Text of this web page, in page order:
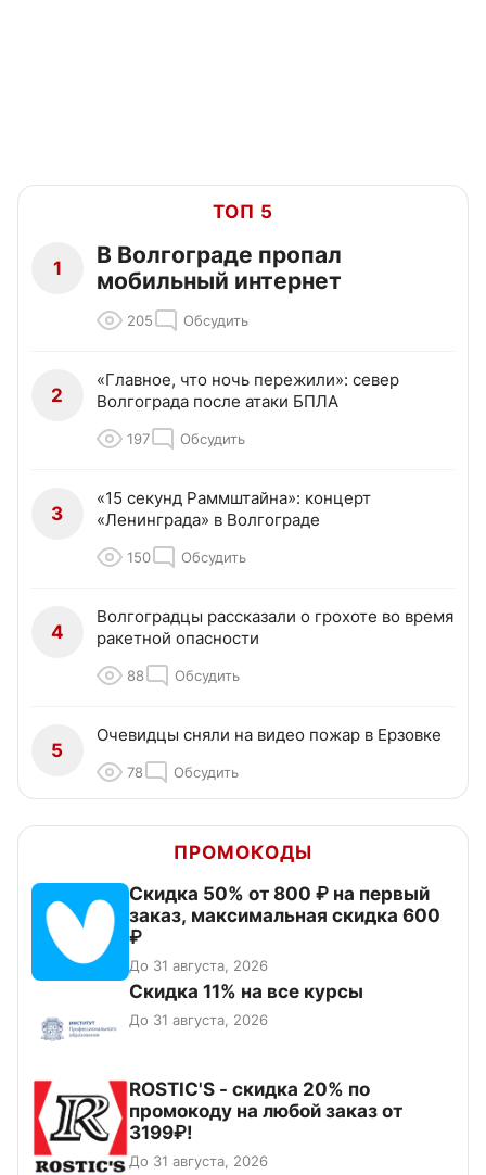
ТОП 5
1
В Волгограде пропал
мобильный интернет
205 Обсудить
2
«Главное, что ночь пережили»: север
Волгограда после атаки БПЛА
197 Обсудить
3
«15 секунд Раммштайна»: концерт
«Ленинграда» в Волгограде
150 Обсудить
4
Волгоградцы рассказали о грохоте во время
ракетной опасности
88 Обсудить
5
Очевидцы сняли на видео пожар в Ерзовке
78 Обсудить
ПРОМОКОДЫ
Скидка 50% от 800 ₽ на первый
заказ, максимальная скидка 600
₽
До 31 августа, 2026
Скидка 11% на все курсы
До 31 августа, 2026
ROSTIC'S - скидка 20% по
промокоду на любой заказ от
3199₽!
До 31 августа, 2026